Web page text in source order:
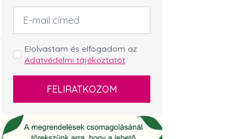
Email
cím
GDPR
*
Elolvastam és elfogadom az
Adatvédelmi tájékoztatót.
FELIRATKOZOM